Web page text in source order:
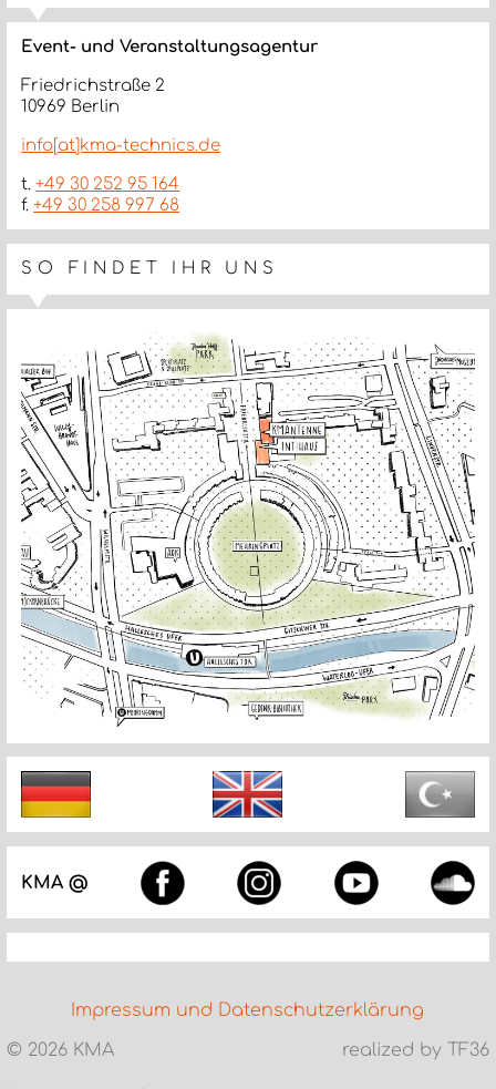
Event- und Veranstaltungsagentur
Friedrichstraße 2
10969 Berlin
info[at]kma-technics.de
t.+49 30 252 95 164
f.+49 30 258 997 68
SO FINDET IHR UNS
KMA @
© 2026 KMA
Impressum und Datenschutzerklärung
realized by TF36